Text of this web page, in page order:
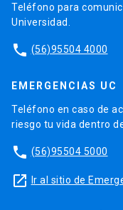
Teléfono para
Universidad.
phone (56)95504 4000
EMERGENCIAS UC
Teléfono en caso de
riesgo tu vida dentro
phone (56)95504 5000
launch Ir al sitio de